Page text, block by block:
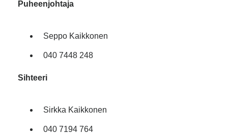
Puheenjohtaja
Seppo Kaikkonen
040 7448 248
Sihteeri
Sirkka Kaikkonen
040 7194 764